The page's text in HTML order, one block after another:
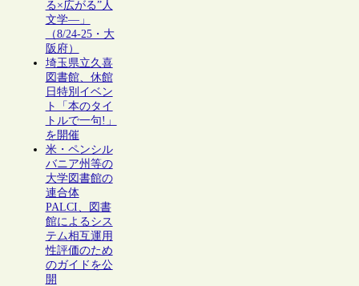
る×広がる”人
文学―」
（8/24-25・大
阪府）
埼玉県立久喜
図書館、休館
日特別イベン
ト「本のタイ
トルで一句!」
を開催
米・ペンシル
バニア州等の
大学図書館の
連合体
PALCI、図書
館によるシス
テム相互運用
性評価のため
のガイドを公
開